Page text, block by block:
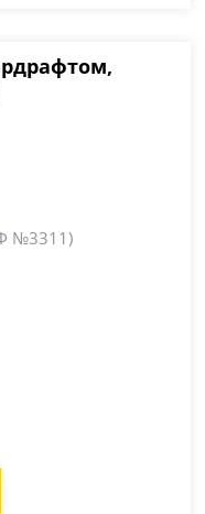
№3311)